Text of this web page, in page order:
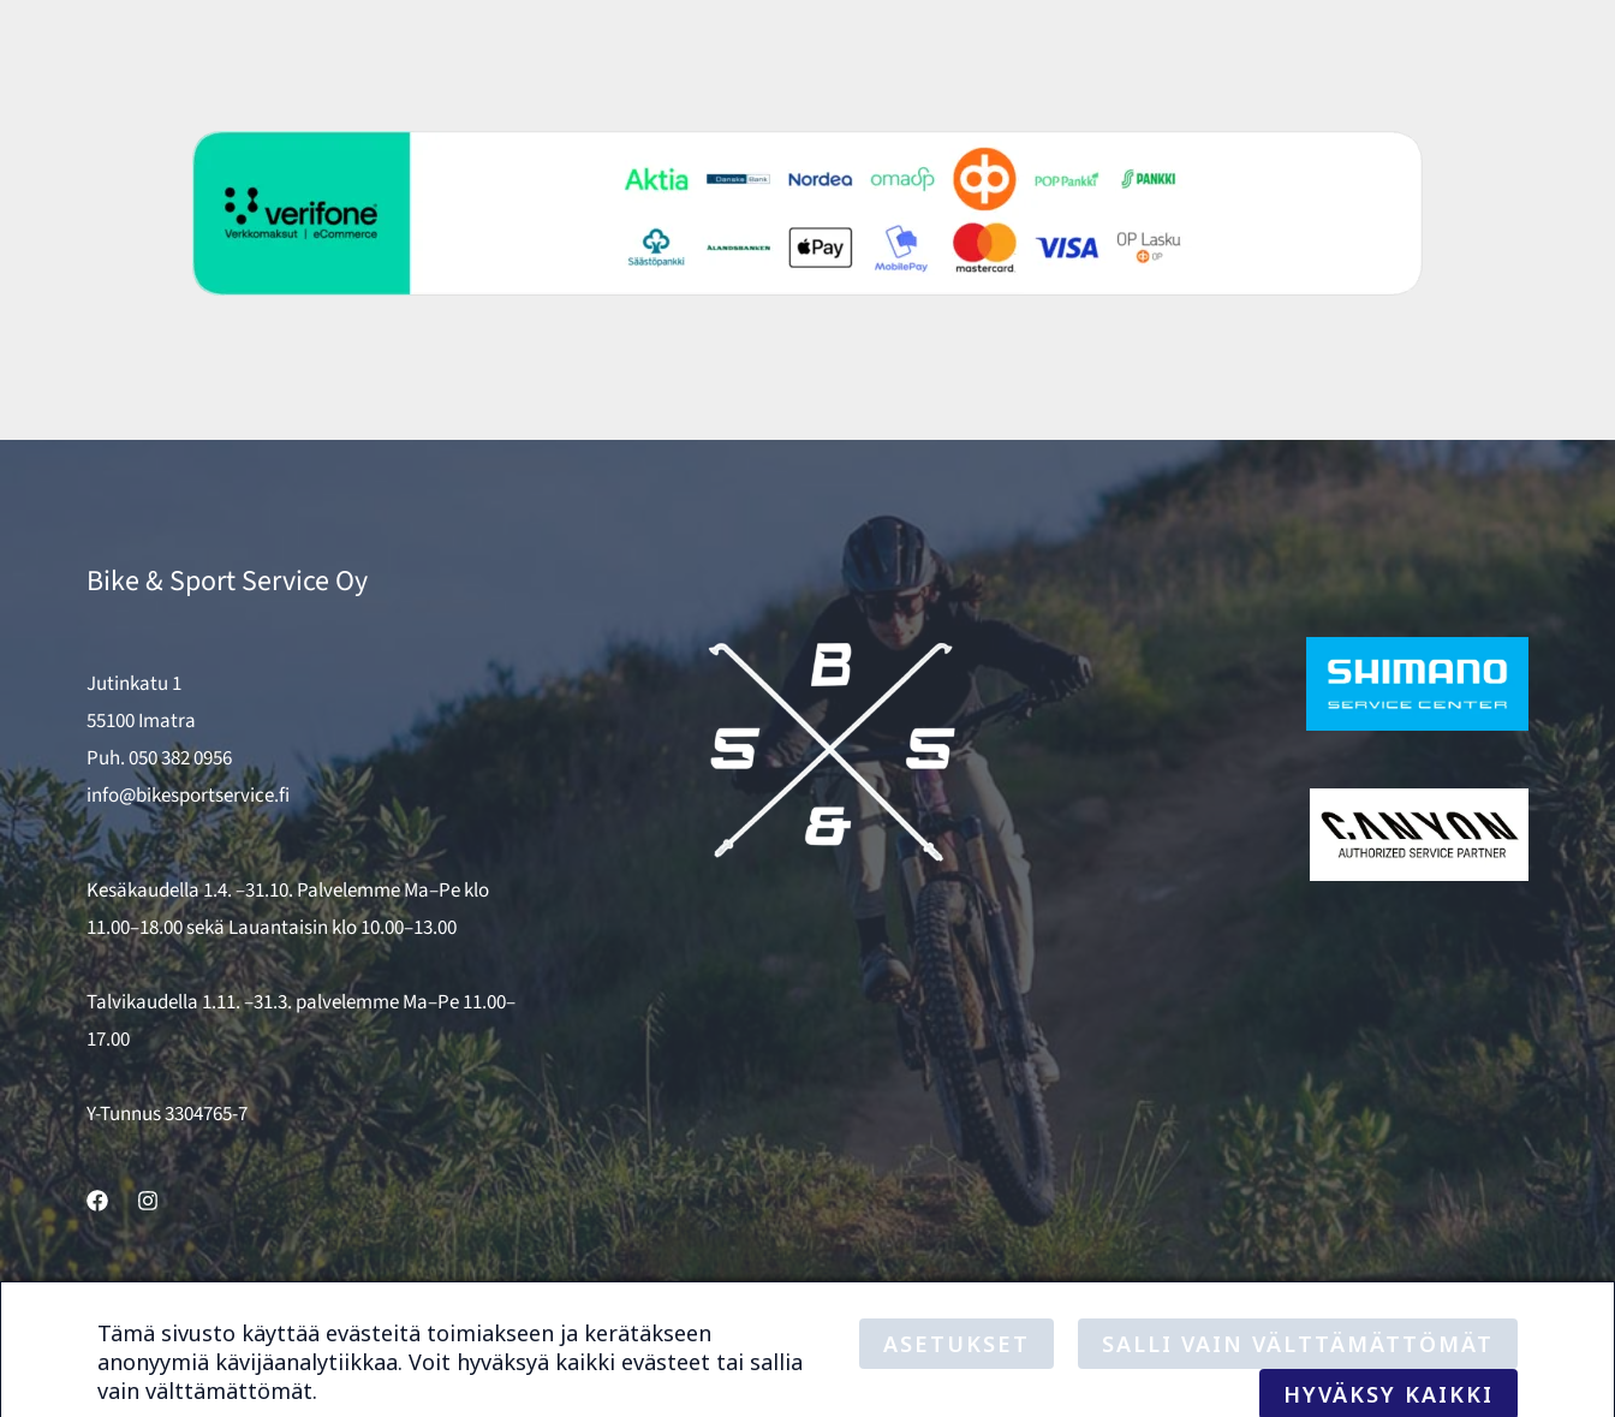
Bike & Sport Service Oy
Jutinkatu 1
55100 Imatra
Puh.050 382 0956
info@bikesportservice.fi
Kesäkaudella 1.4. –31.10. Palvelemme Ma–Pe klo
11.00–18.00 sekä Lauantaisin klo 10.00–13.00
Talvikaudella 1.11. –31.3. palvelemme Ma–Pe 11.00–
17.00
Y-Tunnus 3304765-7
© 2026 Bike & Sport Service
Sivuston toteutusDigimys Oy
Tietosuojaseloste
Tämä sivusto käyttää evästeitä toimiakseen ja kerätäkseen
anonyymiä kävijäanalytiikkaa. Voit hyväksyä kaikki evästeet tai sallia
vain välttämättömät.
ASETUKSET
SALLI VAIN VÄLTTÄMÄTTÖMÄT
HYVÄKSY KAIKKI